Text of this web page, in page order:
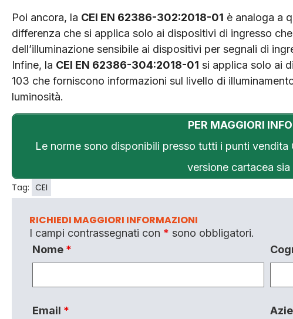
Poi ancora, la CEI EN 62386-302:2018-01 è analoga a
differenza che si applica solo ai dispositivi di ingresso
dell’illuminazione sensibile ai dispositivi per segnali di
Infine, la CEI EN 62386-304:2018-01 si applica solo ai
103 che forniscono informazioni sul livello di
luminosità.
PER MAGGIORI
Le norme sono disponibili presso tutti i punti vendita
versione cartacea
Tag: CEI
RICHIEDI MAGGIORI INFORMAZIONI
I campi contrassegnati con * sono obbligatori.
Nome *
Email *